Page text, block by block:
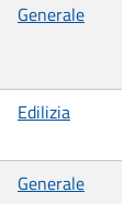
Generale
Edilizia
Generale